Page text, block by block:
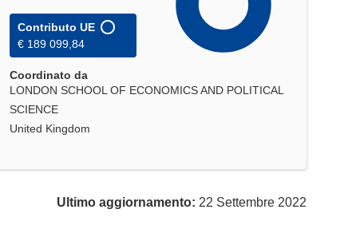
Contributo UE
€ 189 099,84
Coordinato da
LONDON SCHOOL OF ECONOMICS AND POLITICAL
SCIENCE
United Kingdom
Ultimo aggiornamento: 22 Settembre 2022